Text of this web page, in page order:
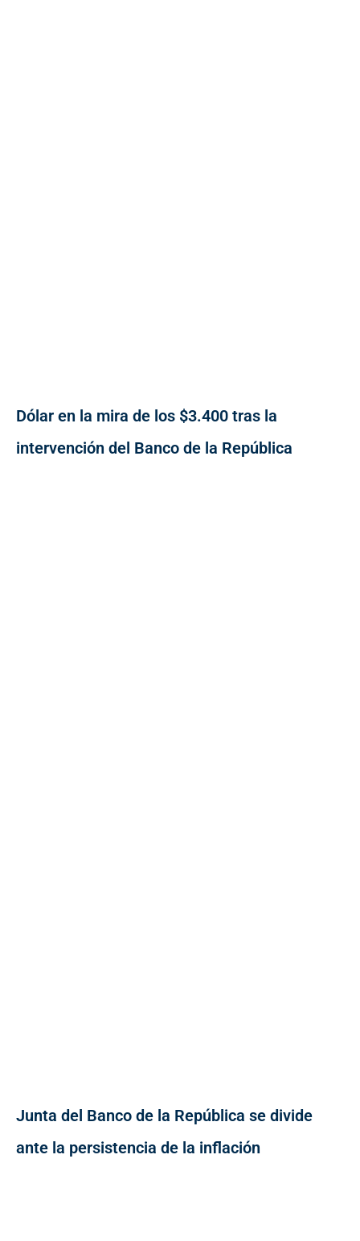
Dólar en la mira de los $3.400 tras la
intervención del Banco de la República
Junta del Banco de la República se divide
ante la persistencia de la inflación